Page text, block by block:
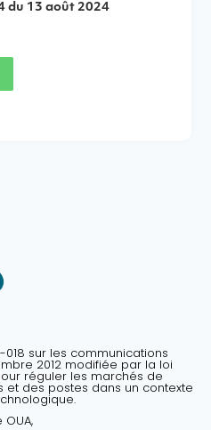
du 13 août 2024
018 sur les communications
2012 modifiée par la loi
réguler les marchés de
des postes dans un contexte